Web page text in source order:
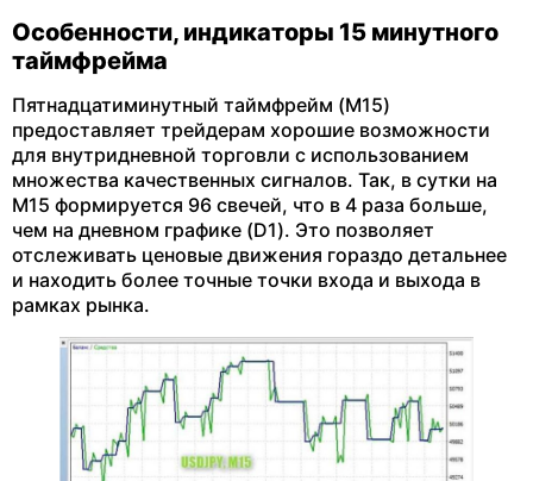
Особенности, индикаторы 15 минутного
таймфрейма
Пятнадцатиминутный таймфрейм (M15)
предоставляет трейдерам хорошие возможности
для внутридневной торговли с использованием
множества качественных сигналов. Так, в сутки на
M15 формируется 96 свечей, что в 4 раза больше,
чем на дневном графике (D1). Это позволяет
отслеживать ценовые движения гораздо детальнее
и находить более точные точки входа и выхода в
рамках рынка.